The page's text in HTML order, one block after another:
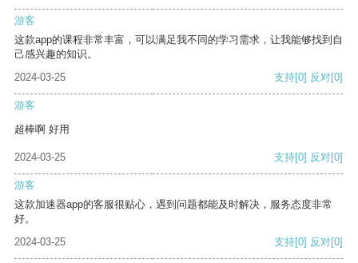
游客
这款app的课程非常丰富，可以满足我不同的学习需求，让我能够找到自
己感兴趣的知识。
2024-03-25
支持[0] 反对[0]
游客
超棒啊 好用
2024-03-25 支持[0] 反对[0]
游客
这款加速器app的客服很贴心，遇到问题都能及时解决，服务态度非常
好。
2024-03-25
支持[0] 反对[0]